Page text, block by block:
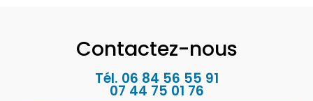
Contactez-nous
Tél. 06 84 56 55 91
07 44 75 01 76